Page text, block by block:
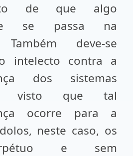
de que algo
se passa na
Também deve-se
intelecto contra a
dos sistemas
visto que tal
ocorre para a
neste caso, os
e sem